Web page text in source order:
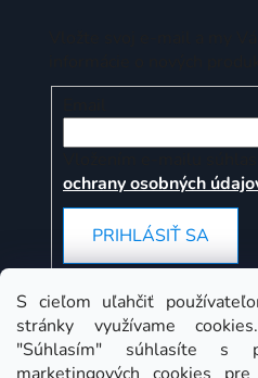
S cieľom uľahčiť
stránky využívame
"Súhlasím" súhlasíte s
ochrany osobných
PRIHLÁSIŤ SA
Instagram